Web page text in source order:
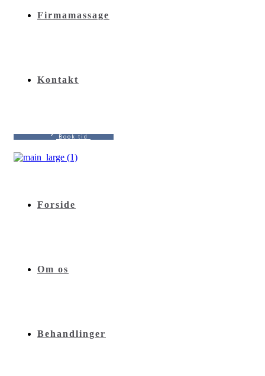
Firmamassage
Kontakt
B o o k t i d
Forside
Om os
Behandlinger